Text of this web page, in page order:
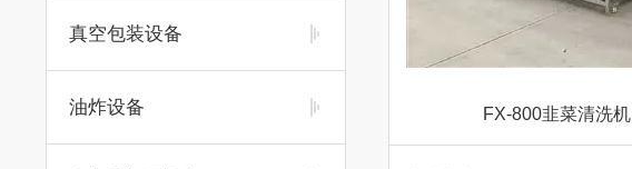
真空包装设备
油炸设备 FX-800韭菜清洗机